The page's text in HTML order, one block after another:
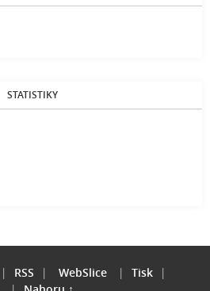
STATISTIKY
| RSS | WebSlice | Tisk
|